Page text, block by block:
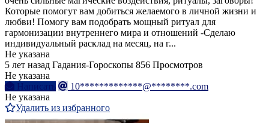
Которые помогут вам добиться желаемого в личной жизни и
любви! Помогу вам подобрать мощный ритуал для
гармонизации внутреннего мира и отношений -Сделаю
индивидуальный расклад на месяц, на г...
Не указана
5 лет назад Гадания-Гороскопы 856 Просмотров
Не указана
Написать
10*************@********.com
Не указана
Удалить из избранного